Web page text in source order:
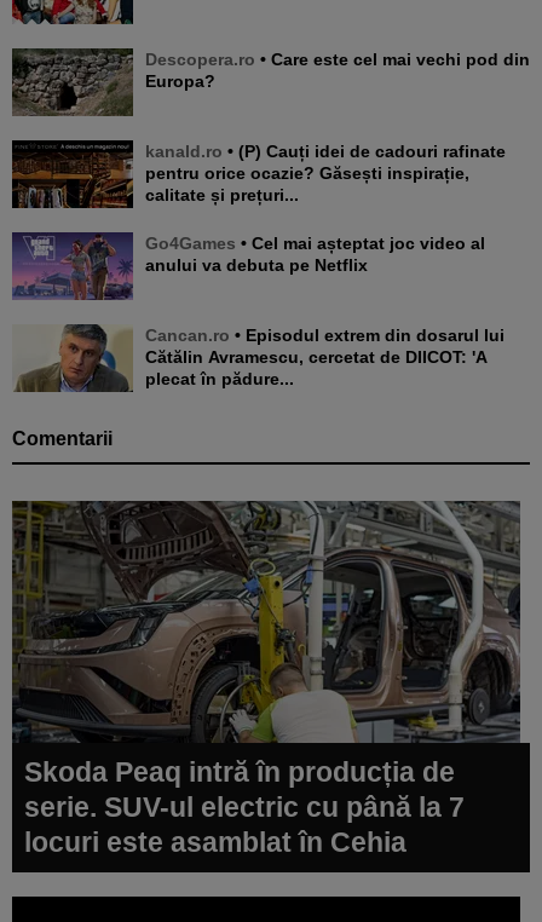
Descopera.ro • Care este cel mai vechi pod din
Europa?
kanald.ro • (P) Cauți idei de cadouri rafinate
pentru orice ocazie? Găsești inspirație,
calitate și prețuri...
Go4Games • Cel mai așteptat joc video al
anului va debuta pe Netflix
Cancan.ro • Episodul extrem din dosarul lui
Cătălin Avramescu, cercetat de DIICOT: 'A
plecat în pădure...
Comentarii
Skoda Peaq intră în producția de
serie. SUV-ul electric cu până la 7
locuri este asamblat în Cehia